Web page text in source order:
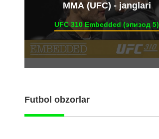
ММА (UFC) - janglari
UFC 310 Embedded (эпизод 5)
Futbol obzorlar